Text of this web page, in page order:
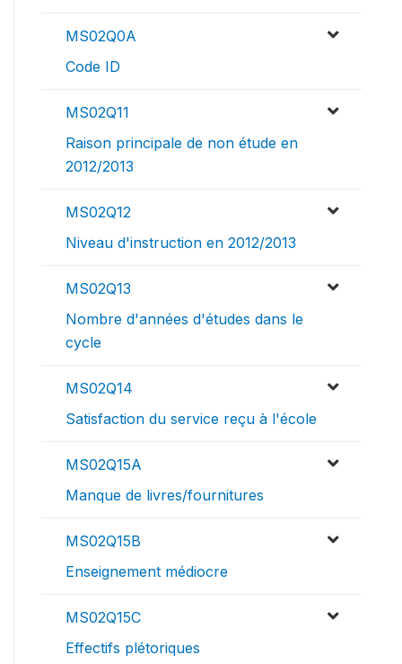
MS02Q0A
Code ID
MS02Q11
Raison principale de non étude en
2012/2013
MS02Q12
Niveau d'instruction en 2012/2013
MS02Q13
Nombre d'années d'études dans le
cycle
MS02Q14
Satisfaction du service reçu à l'école
MS02Q15A
Manque de livres/fournitures
MS02Q15B
Enseignement médiocre
MS02Q15C
Effectifs plétoriques